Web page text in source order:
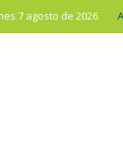
7 agosto de 2026